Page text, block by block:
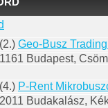
(2.) Geo-Busz
1161 Budapest,
(4.) P-Rent
2011 Budakalász,